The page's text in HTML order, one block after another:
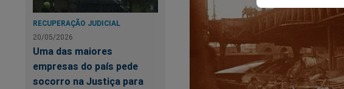
RECUPERAÇÃO JUDICIAL
20/05/2026
Uma das maiores
empresas do país pede
socorro na Justiça para